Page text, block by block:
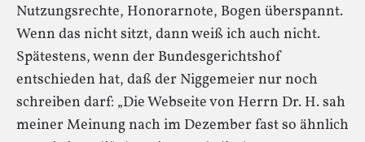
Nutzungsrechte, Honorarnote, Bogen überspannt.
Wenn das nicht sitzt, dann weiß ich auch nicht.
Spätestens, wenn der Bundesgerichtshof
entschieden hat, daß der Niggemeier nur noch
schreiben darf: „Die Webseite von Herrn Dr. H. sah
meiner Meinung nach im Dezember fast so ähnlich